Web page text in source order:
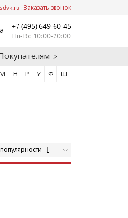
Заказать звонок
+7 (495) 649-60-45
Пн-Вс 10:00-20:00
М Н Р У Ф Ш